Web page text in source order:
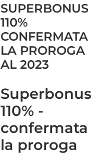
SUPERBONUS
110%
CONFERMATA
LA PROROGA
AL 2023
Superbonus
110% -
confermata
la proroga